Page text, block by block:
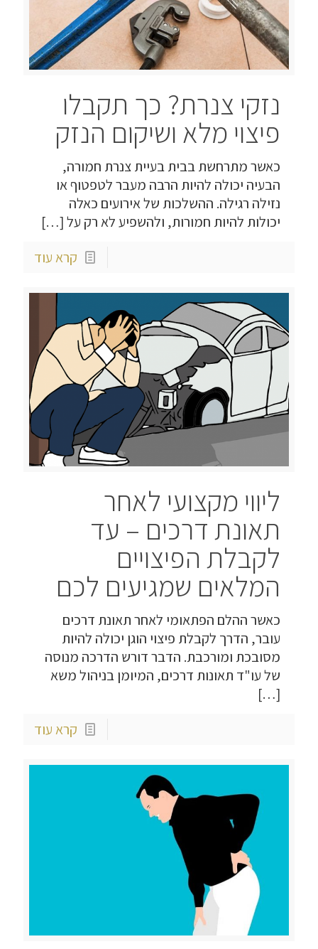
נזקי צנרת? כך תקבלו
פיצוי מלא ושיקום הנזק
כאשר מתרחשת בבית בעיית צנרת חמורה,
הבעיה יכולה להיות הרבה מעבר לטפטוף או
נזילה רגילה. ההשלכות של אירועים כאלה
יכולות להיות חמורות, ולהשפיע לא רק על[…]
קרא עוד
ליווי מקצועי לאחר
תאונת דרכים – עד
לקבלת הפיצויים
המלאים שמגיעים לכם
כאשר ההלם הפתאומי לאחר תאונת דרכים
עובר, הדרך לקבלת פיצוי הוגן יכולה להיות
מסובכת ומורכבת. הדבר דורש הדרכה מנוסה
של עו"ד תאונות דרכים, המיומן בניהול משא
[…]
קרא עוד